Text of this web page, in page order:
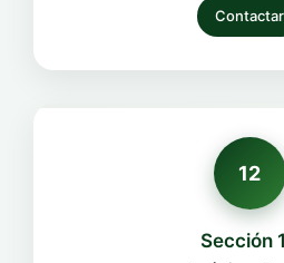
Contactar
12
Sección